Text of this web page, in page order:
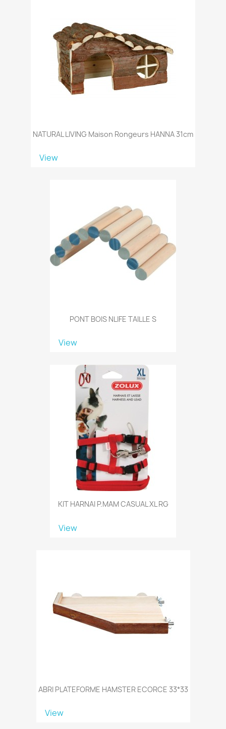
NATURAL LIVING Maison Rongeurs HANNA 31cm
View
PONT BOIS NLIFE TAILLE S
View
KIT HARNAI P.MAM CASUAL XL RG
View
ABRI PLATEFORME HAMSTER ECORCE 33*33
View